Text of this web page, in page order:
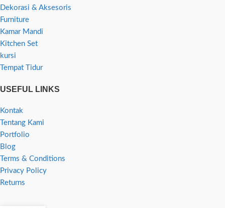
Dekorasi & Aksesoris
Furniture
Kamar Mandi
Kitchen Set
kursi
Tempat Tidur
USEFUL LINKS
Kontak
Tentang Kami
Portfolio
Blog
Terms & Conditions
Privacy Policy
Returns